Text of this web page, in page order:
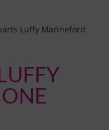
Luffy Marineford